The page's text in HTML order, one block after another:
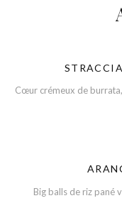
Cœur crémeux de
Big balls de riz pané